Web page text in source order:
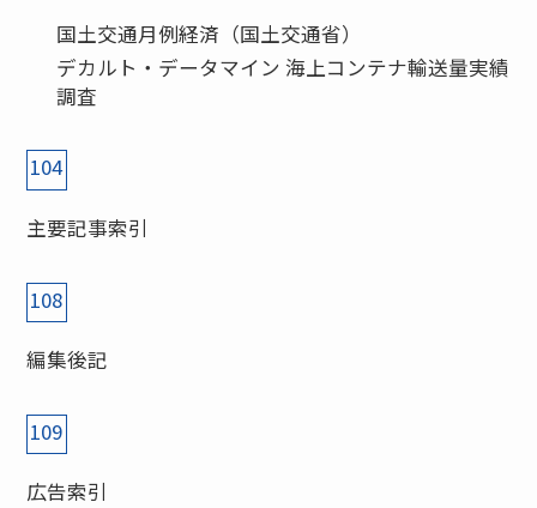
国土交通月例経済（国土交通省）
デカルト・データマイン 海上コンテナ輸送量実績
調査
104
主要記事索引
108
編集後記
109
広告索引